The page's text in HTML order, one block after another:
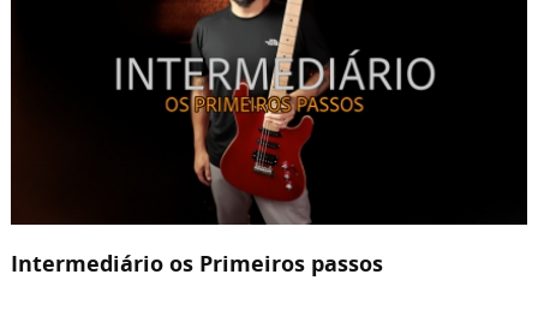
Intermediário os Primeiros passos